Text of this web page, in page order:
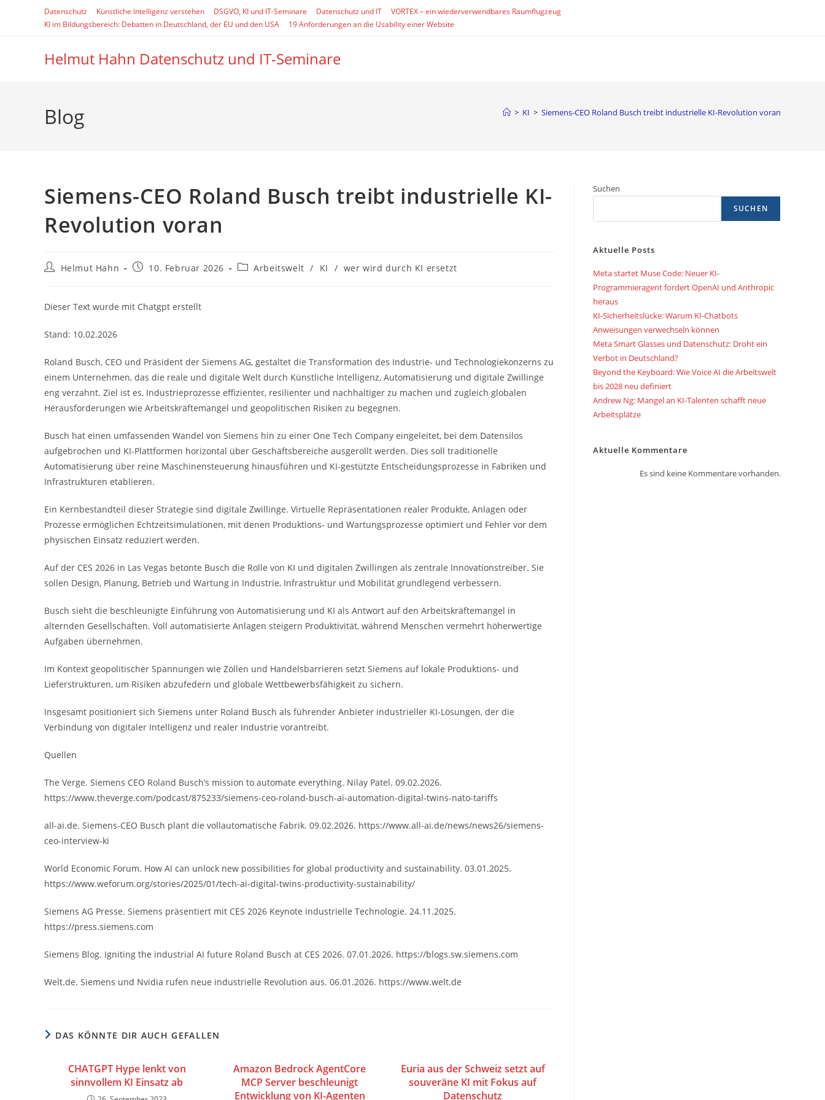
Datenschutz Künstliche Intelligenz verstehen DSGVO, KI und IT-Seminare Datenschutz und IT
VORTEX – ein wiederverwendbares Raumflugzeug
KI im Bildungsbereich: Debatten in Deutschland, der EU und den USA
19 Anforderungen an die Usability einer Website
Helmut Hahn Datenschutz und IT-Seminare
Blog > KI > Siemens-CEO Roland Busch treibt industrielle KI-Revolution voran
Siemens-CEO Roland Busch treibt industrielle KI-
Revolution voran
Beitrags-
Helmut Hahn
Beitrag10. Februar 2026
Beitrags-
Arbeitswelt / KI / wer wird durch KI ersetzt
Dieser Text wurde mit Chatgpt erstellt
Stand: 10.02.2026
Roland Busch, CEO und Präsident der Siemens AG, gestaltet die Transformation des Industrie- und Technologiekonzerns zu
einem Unternehmen, das die reale und digitale Welt durch Künstliche Intelligenz, Automatisierung und digitale Zwillinge
eng verzahnt. Ziel ist es, Industrieprozesse effizienter, resilienter und nachhaltiger zu machen und zugleich globalen
Herausforderungen wie Arbeitskräftemangel und geopolitischen Risiken zu begegnen.
Busch hat einen umfassenden Wandel von Siemens hin zu einer One Tech Company eingeleitet, bei dem Datensilos
aufgebrochen und KI-Plattformen horizontal über Geschäftsbereiche ausgerollt werden. Dies soll traditionelle
Automatisierung über reine Maschinensteuerung hinausführen und KI-gestützte Entscheidungsprozesse in Fabriken und
Infrastrukturen etablieren.
Ein Kernbestandteil dieser Strategie sind digitale Zwillinge. Virtuelle Repräsentationen realer Produkte, Anlagen oder
Prozesse ermöglichen Echtzeitsimulationen, mit denen Produktions- und Wartungsprozesse optimiert und Fehler vor dem
physischen Einsatz reduziert werden.
Auf der CES 2026 in Las Vegas betonte Busch die Rolle von KI und digitalen Zwillingen als zentrale Innovationstreiber. Sie
sollen Design, Planung, Betrieb und Wartung in Industrie, Infrastruktur und Mobilität grundlegend verbessern.
Busch sieht die beschleunigte Einführung von Automatisierung und KI als Antwort auf den Arbeitskräftemangel in
alternden Gesellschaften. Voll automatisierte Anlagen steigern Produktivität, während Menschen vermehrt höherwertige
Aufgaben übernehmen.
Im Kontext geopolitischer Spannungen wie Zöllen und Handelsbarrieren setzt Siemens auf lokale Produktions- und
Lieferstrukturen, um Risiken abzufedern und globale Wettbewerbsfähigkeit zu sichern.
Insgesamt positioniert sich Siemens unter Roland Busch als führender Anbieter industrieller KI-Lösungen, der die
Verbindung von digitaler Intelligenz und realer Industrie vorantreibt.
Quellen
The Verge. Siemens CEO Roland Busch’s mission to automate everything. Nilay Patel. 09.02.2026.
https://www.theverge.com/podcast/875233/siemens-ceo-roland-busch-ai-automation-digital-twins-nato-tariffs
all-ai.de. Siemens-CEO Busch plant die vollautomatische Fabrik. 09.02.2026. https://www.all-ai.de/news/news26/siemens-
ceo-interview-ki
World Economic Forum. How AI can unlock new possibilities for global productivity and sustainability. 03.01.2025.
https://www.weforum.org/stories/2025/01/tech-ai-digital-twins-productivity-sustainability/
Siemens AG Presse. Siemens präsentiert mit CES 2026 Keynote industrielle Technologie. 24.11.2025.
https://press.siemens.com
Siemens Blog. Igniting the industrial AI future Roland Busch at CES 2026. 07.01.2026. https://blogs.sw.siemens.com
Welt.de. Siemens und Nvidia rufen neue industrielle Revolution aus. 06.01.2026. https://www.welt.de
DAS KÖNNTE DIR AUCH GEFALLEN
CHATGPT Hype lenkt von
sinnvollem KI Einsatz ab
Amazon Bedrock AgentCore
MCP Server beschleunigt
Entwicklung von KI-Agenten
Euria aus der Schweiz setzt auf
souveräne KI mit Fokus auf
Datenschutz
Suchen
SUCHEN
Aktuelle Posts
Meta startet Muse Code: Neuer KI-
Programmieragent fordert OpenAI und Anthropic
heraus
KI-Sicherheitslücke: Warum KI-Chatbots
Anweisungen verwechseln können
Meta Smart Glasses und Datenschutz: Droht ein
Verbot in Deutschland?
Beyond the Keyboard: Wie Voice AI die Arbeitswelt
bis 2028 neu definiert
Andrew Ng: Mangel an KI-Talenten schafft neue
Arbeitsplätze
Aktuelle Kommentare
Es sind keine Kommentare vorhanden.